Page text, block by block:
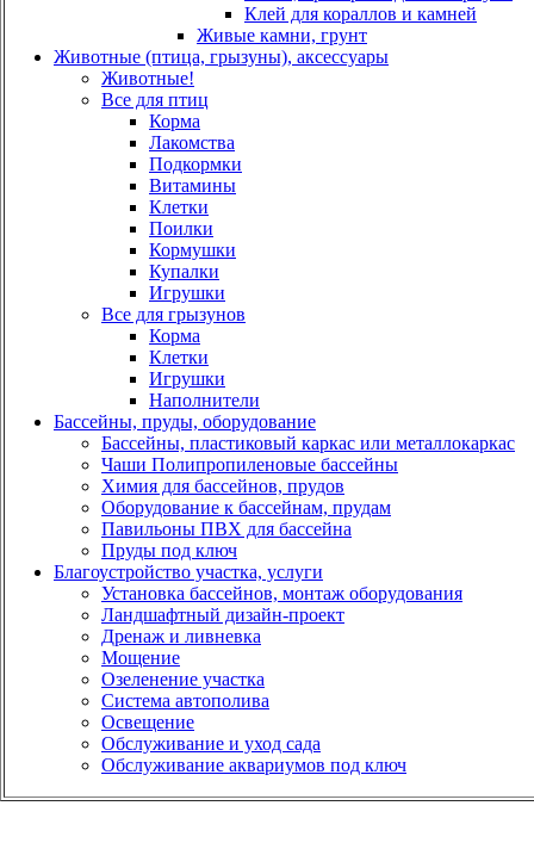
Клей для кораллов и камней
Живые камни, грунт
Животные (птица, грызуны), аксессуары
Животные!
Все для птиц
Корма
Лакомства
Подкормки
Витамины
Клетки
Поилки
Кормушки
Купалки
Игрушки
Все для грызунов
Корма
Клетки
Игрушки
Наполнители
Бассейны, пруды, оборудование
Бассейны, пластиковый каркас или металлокаркас
Чаши Полипропиленовые бассейны
Химия для бассейнов, прудов
Оборудование к бассейнам, прудам
Павильоны ПВХ для бассейна
Пруды под ключ
Благоустройство участка, услуги
Установка бассейнов, монтаж оборудования
Ландшафтный дизайн-проект
Дренаж и ливневка
Мощение
Озеленение участка
Система автополива
Освещение
Обслуживание и уход сада
Обслуживание аквариумов под ключ